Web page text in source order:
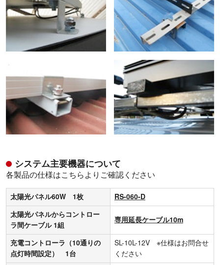
システム主要機器について
各製品の仕様はこちらよりご確認ください
太陽光パネル60W 1枚
RS-060-D
太陽光パネルからコントロー
ラ間ケーブル 1組
専用延長ケーブル10m
充電コントローラ（10通りの
点灯時間設定） 1台
SL-10L-12V ※仕様はお問合せ
ください